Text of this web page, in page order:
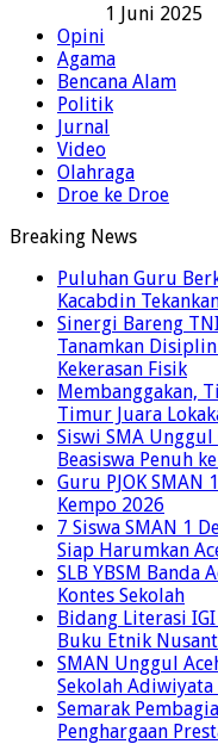
1 Juni 2025
Opini
Agama
Bencana Alam
Politik
Jurnal
Video
Olahraga
Droe ke Droe
Breaking News
Puluhan Guru
Kacabdin
Sinergi Bareng
Tanamkan
Kekerasan Fisik
Membanggakan,
Timur Juara
Siswi SMA Unggul
Beasiswa Penuh
Guru PJOK SMAN
Kempo 2026
7 Siswa SMAN 1
Siap Harumkan
SLB YBSM Banda
Kontes Sekolah
Bidang Literasi
Buku Etnik
SMAN Unggul
Sekolah
Semarak
Penghargaan